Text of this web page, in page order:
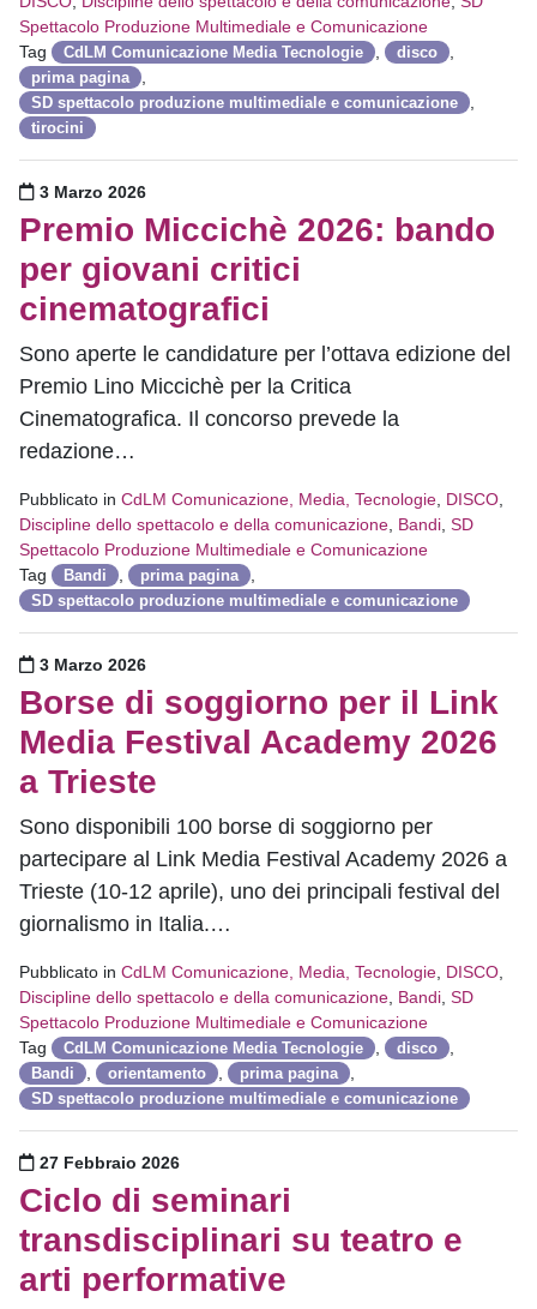
Spettacolo Produzione Multimediale e Comunicazione
Tag
CdLM Comunicazione Media Tecnologie , disco ,
prima pagina ,
SD spettacolo produzione multimediale e comunicazione ,
tirocini
Pubblicato il
3 Marzo 2026
Premio Miccichè 2026: bando
per giovani critici
cinematografici
Sono aperte le candidature per l’ottava edizione del
Premio Lino Miccichè per la Critica
Cinematografica. Il concorso prevede la
redazione…
Pubblicato in CdLM Comunicazione, Media, Tecnologie, DISCO,
Discipline dello spettacolo e della comunicazione, Bandi, SD
Spettacolo Produzione Multimediale e Comunicazione
Tag
Bandi , prima pagina ,
SD spettacolo produzione multimediale e comunicazione
Pubblicato il
3 Marzo 2026
Borse di soggiorno per il Link
Media Festival Academy 2026
a Trieste
Sono disponibili 100 borse di soggiorno per
partecipare al Link Media Festival Academy 2026 a
Trieste (10-12 aprile), uno dei principali festival del
giornalismo in Italia.…
Pubblicato in CdLM Comunicazione, Media, Tecnologie, DISCO,
Discipline dello spettacolo e della comunicazione, Bandi, SD
Spettacolo Produzione Multimediale e Comunicazione
Tag
CdLM Comunicazione Media Tecnologie , disco ,
Bandi , orientamento , prima pagina ,
SD spettacolo produzione multimediale e comunicazione
Pubblicato il
27 Febbraio 2026
Ciclo di seminari
transdisciplinari su teatro e
arti performative